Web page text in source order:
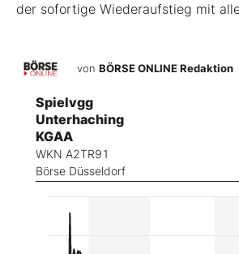
der sofortige Wiederaufstieg mit
von BÖRSE ONLINE Redaktion
Spielvgg
Unterhaching
KGAA
WKN A2TR91
Börse Düsseldorf